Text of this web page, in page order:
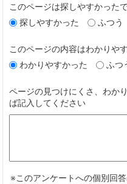
このページは探しやすかった
探しやすかった ふつう
このページの内容はわかりや
わかりやすかった ふつ
ページの見つけにくさ、わか
ば記入してください
※このアンケートへの個別回答